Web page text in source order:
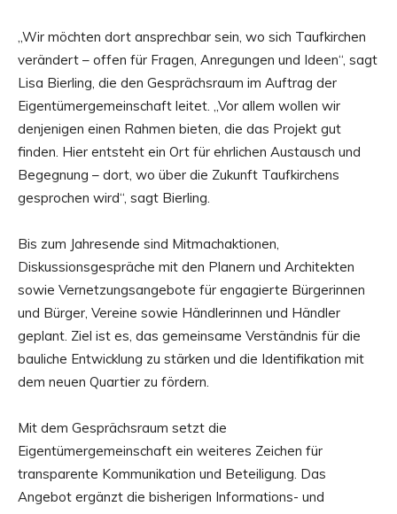
„Wir möchten dort ansprechbar sein, wo sich Taufkirchen
verändert – offen für Fragen, Anregungen und Ideen“, sagt
Lisa Bierling, die den Gesprächsraum im Auftrag der
Eigentümergemeinschaft leitet. „Vor allem wollen wir
denjenigen einen Rahmen bieten, die das Projekt gut
finden. Hier entsteht ein Ort für ehrlichen Austausch und
Begegnung – dort, wo über die Zukunft Taufkirchens
gesprochen wird“, sagt Bierling.
Bis zum Jahresende sind Mitmachaktionen,
Diskussionsgespräche mit den Planern und Architekten
sowie Vernetzungsangebote für engagierte Bürgerinnen
und Bürger, Vereine sowie Händlerinnen und Händler
geplant. Ziel ist es, das gemeinsame Verständnis für die
bauliche Entwicklung zu stärken und die Identifikation mit
dem neuen Quartier zu fördern.
Mit dem Gesprächsraum setzt die
Eigentümergemeinschaft ein weiteres Zeichen für
transparente Kommunikation und Beteiligung. Das
Angebot ergänzt die bisherigen Informations- und